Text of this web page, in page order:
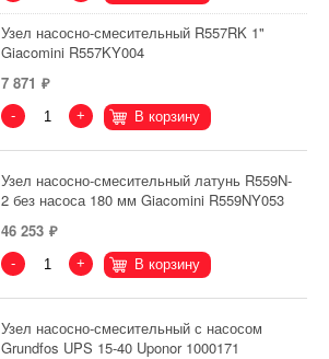
Узел насосно-смесительный R557RK 1"
Giacomini R557KY004
7 871
- + В корзину
Узел насосно-смесительный латунь R559N-
2 без насоса 180 мм Giacomini R559NY053
46 253
- + В корзину
Узел насосно-смесительный с насосом
Grundfos UPS 15-40 Uponor 1000171